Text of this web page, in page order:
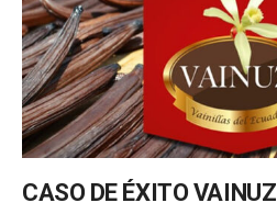
CASO DE ÉXITO VAINUZ